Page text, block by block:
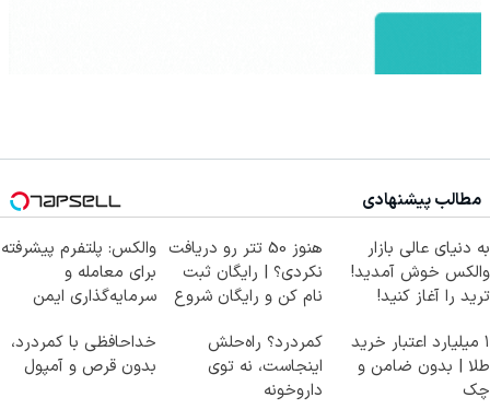
مطالب پیشنهادی
به دنیای عالی بازار
والکس خوش آمدید!
ترید را آغاز کنید!
هنوز 50 تتر رو دریافت
نکردی؟ | رایگان ثبت
نام کن و رایگان شروع
والکس: پلتفرم پیشرفته
برای معامله و
سرمایه‌گذاری ایمن
۱ میلیارد اعتبار خرید
طلا | بدون ضامن و
چک
کمردرد؟ راه‌حلش
اینجاست، نه توی
داروخونه
خداحافظی با کمردرد،
بدون قرص و آمپول